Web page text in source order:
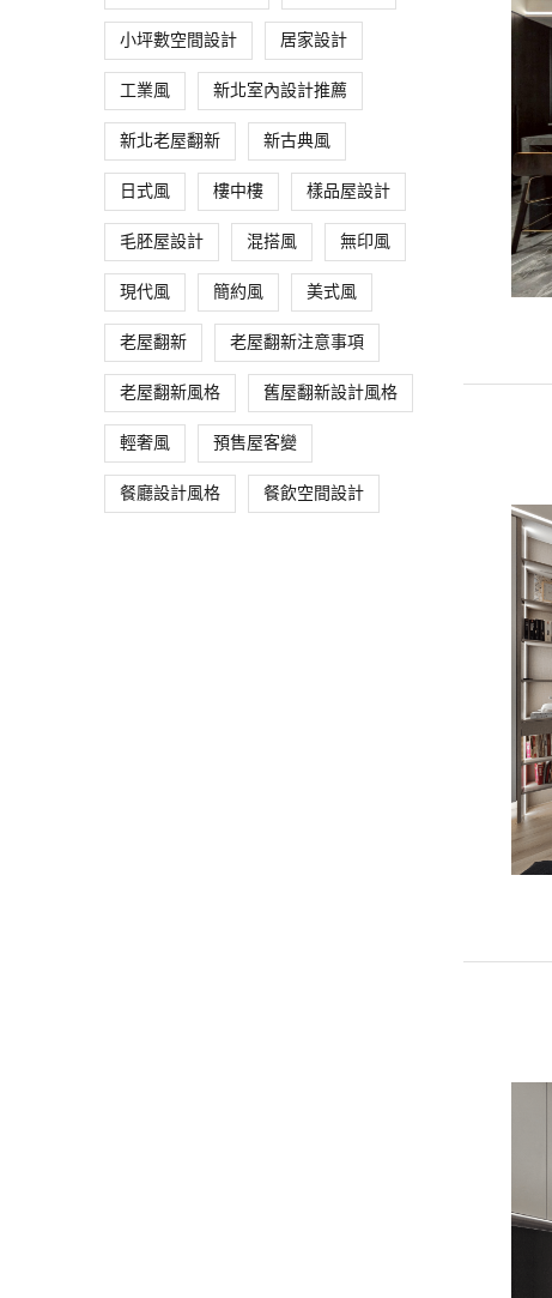
小坪數空間設計 居家設計
工業風 新北室內設計推薦
新北老屋翻新 新古典風
日式風 樓中樓 樣品屋設計
毛胚屋設計 混搭風 無印風
現代風 簡約風 美式風
老屋翻新 老屋翻新注意事項
老屋翻新風格 舊屋翻新設計風格
輕奢風 預售屋客變
餐廳設計風格 餐飲空間設計